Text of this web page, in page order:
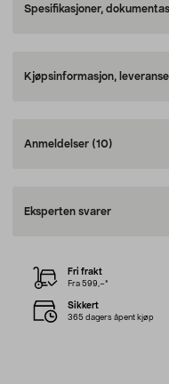
Spesifikasjoner,
Kjøpsinformasjon,
Anmeldelser (10)
Eksperten svarer
Fri frakt
Fra 599,–*
Sikkert
365 dagers åpent kjøp